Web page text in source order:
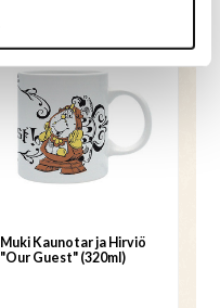
Muki Kaunotar ja Hirviö
"Our Guest" (320ml)